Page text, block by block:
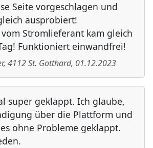
Seite vorgeschlagen und
ausprobiert!
Stromlieferant kam gleich
Funktioniert einwandfrei!
, 4112St. Gotthard, 01.12.2023
super geklappt. Ich glaube,
über die Plattform und
ohne Probleme geklappt.